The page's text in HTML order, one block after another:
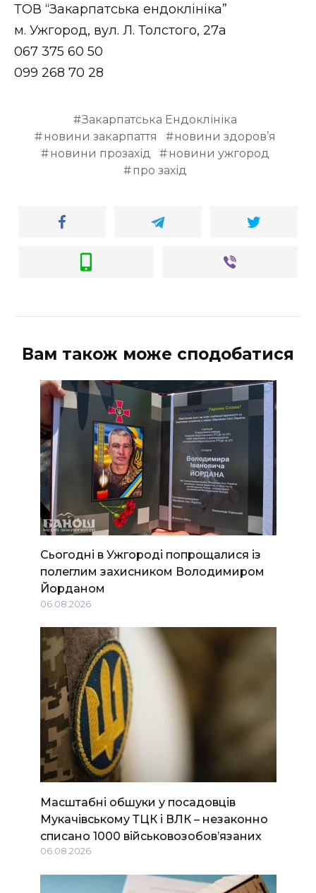
ТОВ “Закарпатська ендоклініка”
м. Ужгород, вул. Л. Толстого, 27а
067 375 60 50
099 268 70 28
Закарпатська Ендоклініка
новини закарпаття
новини здоров’я
новини прозахід
новини ужгород
про захід
Вам також може сподобатися
Сьогодні в Ужгороді попрощалися із
полеглим захисником Володимиром
Йорданом
06.08.2026
Масштабні обшуки у посадовців
Мукачівському ТЦК і ВЛК – незаконно
списано 1000 військовозобов’язаних
06.08.2026